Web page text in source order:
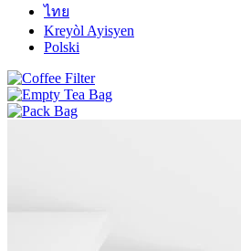
ไทย
Kreyòl Ayisyen
Polski